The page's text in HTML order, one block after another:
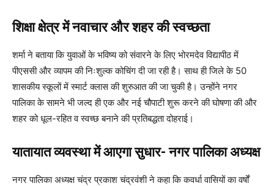
शिक्षा क्षेत्र में नवाचार और शहर की स्वच्छता
शर्मा ने बताया कि युवाओं के भविष्य को संवारने के लिए भोरमदेव विद्यापीठ में
पीएससी और व्यापम की निःशुल्क कोचिंग दी जा रही है। साथ ही जिले के 50
शासकीय स्कूलों में स्मार्ट क्लास की शुरुआत की जा चुकी है। उन्होंने नगर
पालिका के सामने भी जल्द ही एक और नई चौपाटी शुरू करने की घोषणा की और
शहर को धूल-रहित व स्वच्छ बनाने की प्रतिबद्धता दोहराई।
यातायात व्यवस्था में आएगा सुधार- नगर पालिका अध्यक्ष
नगर पालिका अध्यक्ष चंद्र प्रकाश चंद्रवंशी ने कहा कि कवर्धा वासियों का वर्षों